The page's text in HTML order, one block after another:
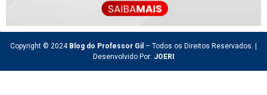
Copyright © 2024 Blog do Professor Gil – Todos os Direitos Reservados. |
Desenvolvido Por: JOERI